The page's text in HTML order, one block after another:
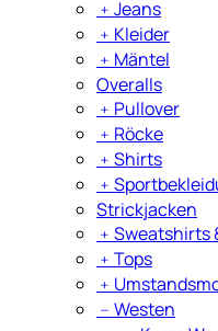
﹢ Jeans
﹢ Kleider
﹢ Mäntel
Overalls
﹢ Pullover
﹢ Röcke
﹢ Shirts
﹢
Strickjacken
﹢ Sweatshirts
﹢ Tops
﹢
﹣ Westen